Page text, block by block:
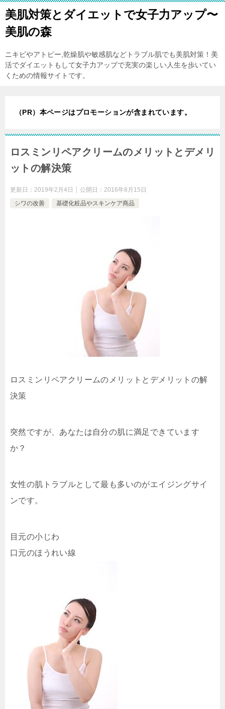
美肌対策とダイエットで女子力アップ〜
美肌の森
ニキビやアトピー,乾燥肌や敏感肌などトラブル肌でも美肌対策！美
活でダイエットもして女子力アップで充実の楽しい人生を歩いてい
くための情報サイトです。
（PR）本ページはプロモーションが含まれています。
ロスミンリペアクリームのメリットとデメリ
ットの解決策
更新日： 2019年2月4日 公開日： 2016年8月15日
シワの改善
基礎化粧品やスキンケア商品
ロスミンリペアクリームのメリットとデメリットの解
決策
突然ですが、あなたは自分の肌に満足できています
か？
女性の肌トラブルとして最も多いのがエイジングサイ
ンです。
目元の小じわ
口元のほうれい線